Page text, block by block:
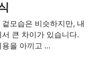
모습은 비슷하지만, 내
큰 차이가 있습니다.
을 아끼고 ...